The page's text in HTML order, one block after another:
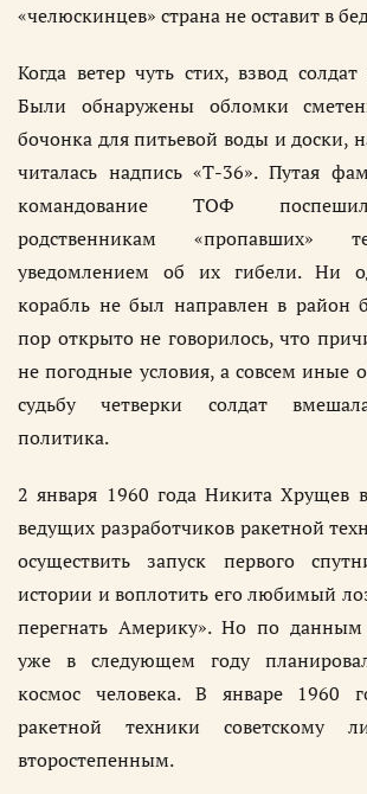
«челюскинцев» страна не оставит в
Когда ветер чуть стих, взвод солдат
Были обнаружены обломки
бочонка для питьевой воды и доски,
читалась надпись «Т-36». Путая
командование ТОФ
родственникам «пропавших»
уведомлением об их гибели. Ни
корабль не был направлен в район
пор открыто не говорилось, что
не погодные условия, а совсем иные
судьбу четверки солдат
политика.
2 января 1960 года Никита Хрущев
ведущих разработчиков ракетной
осуществить запуск первого
истории и воплотить его любимый
перегнать Америку». Но по
уже в следующем году
космос человека. В январе 1960
ракетной техники советскому
второстепенным.